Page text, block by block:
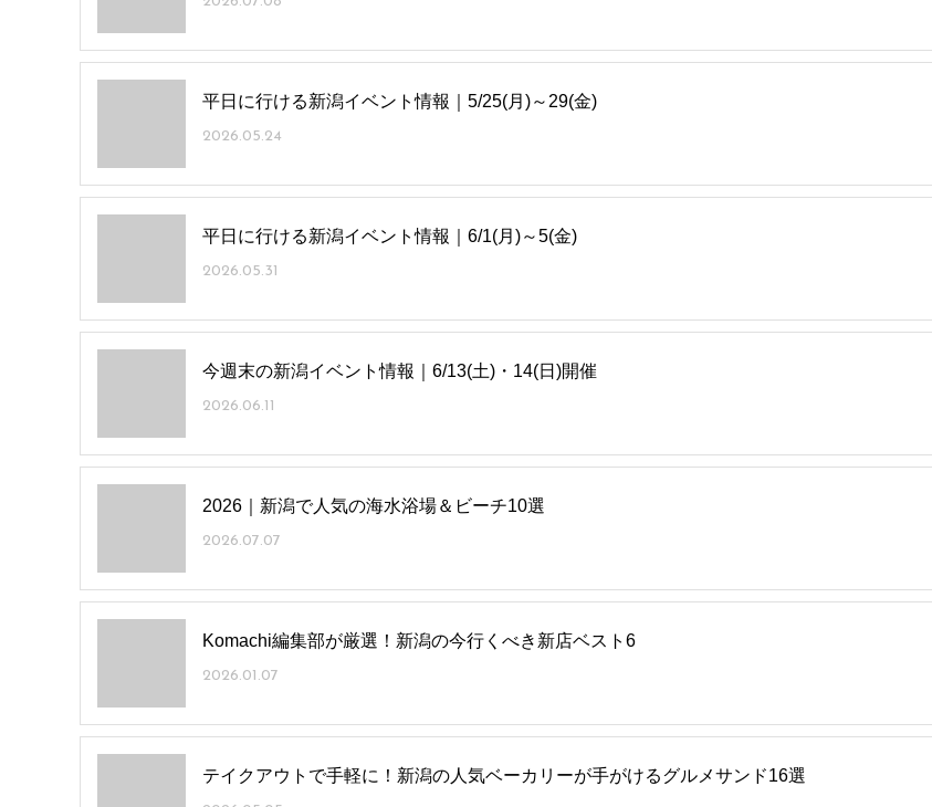
平日に行ける新潟イベント情報｜5/25(月)～29(金)
2026.05.24
平日に行ける新潟イベント情報｜6/1(月)～5(金)
2026.05.31
今週末の新潟イベント情報｜6/13(土)・14(日)開催
2026.06.11
2026｜新潟で人気の海水浴場＆ビーチ10選
2026.07.07
Komachi編集部が厳選！新潟の今行くべき新店ベスト6
2026.01.07
テイクアウトで手軽に！新潟の人気ベーカリーが手がけるグルメサンド16選